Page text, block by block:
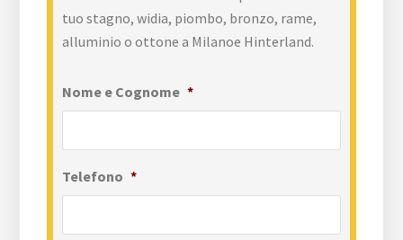
tuo stagno, widia, piombo, bronzo, rame,
alluminio o ottone a Milanoe Hinterland.
Nome e Cognome *
Telefono *